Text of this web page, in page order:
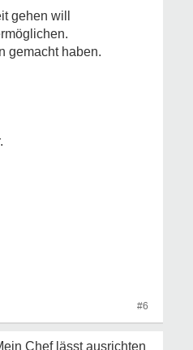
gehen will
gemacht haben.
#6
Chef lässt ausrichten